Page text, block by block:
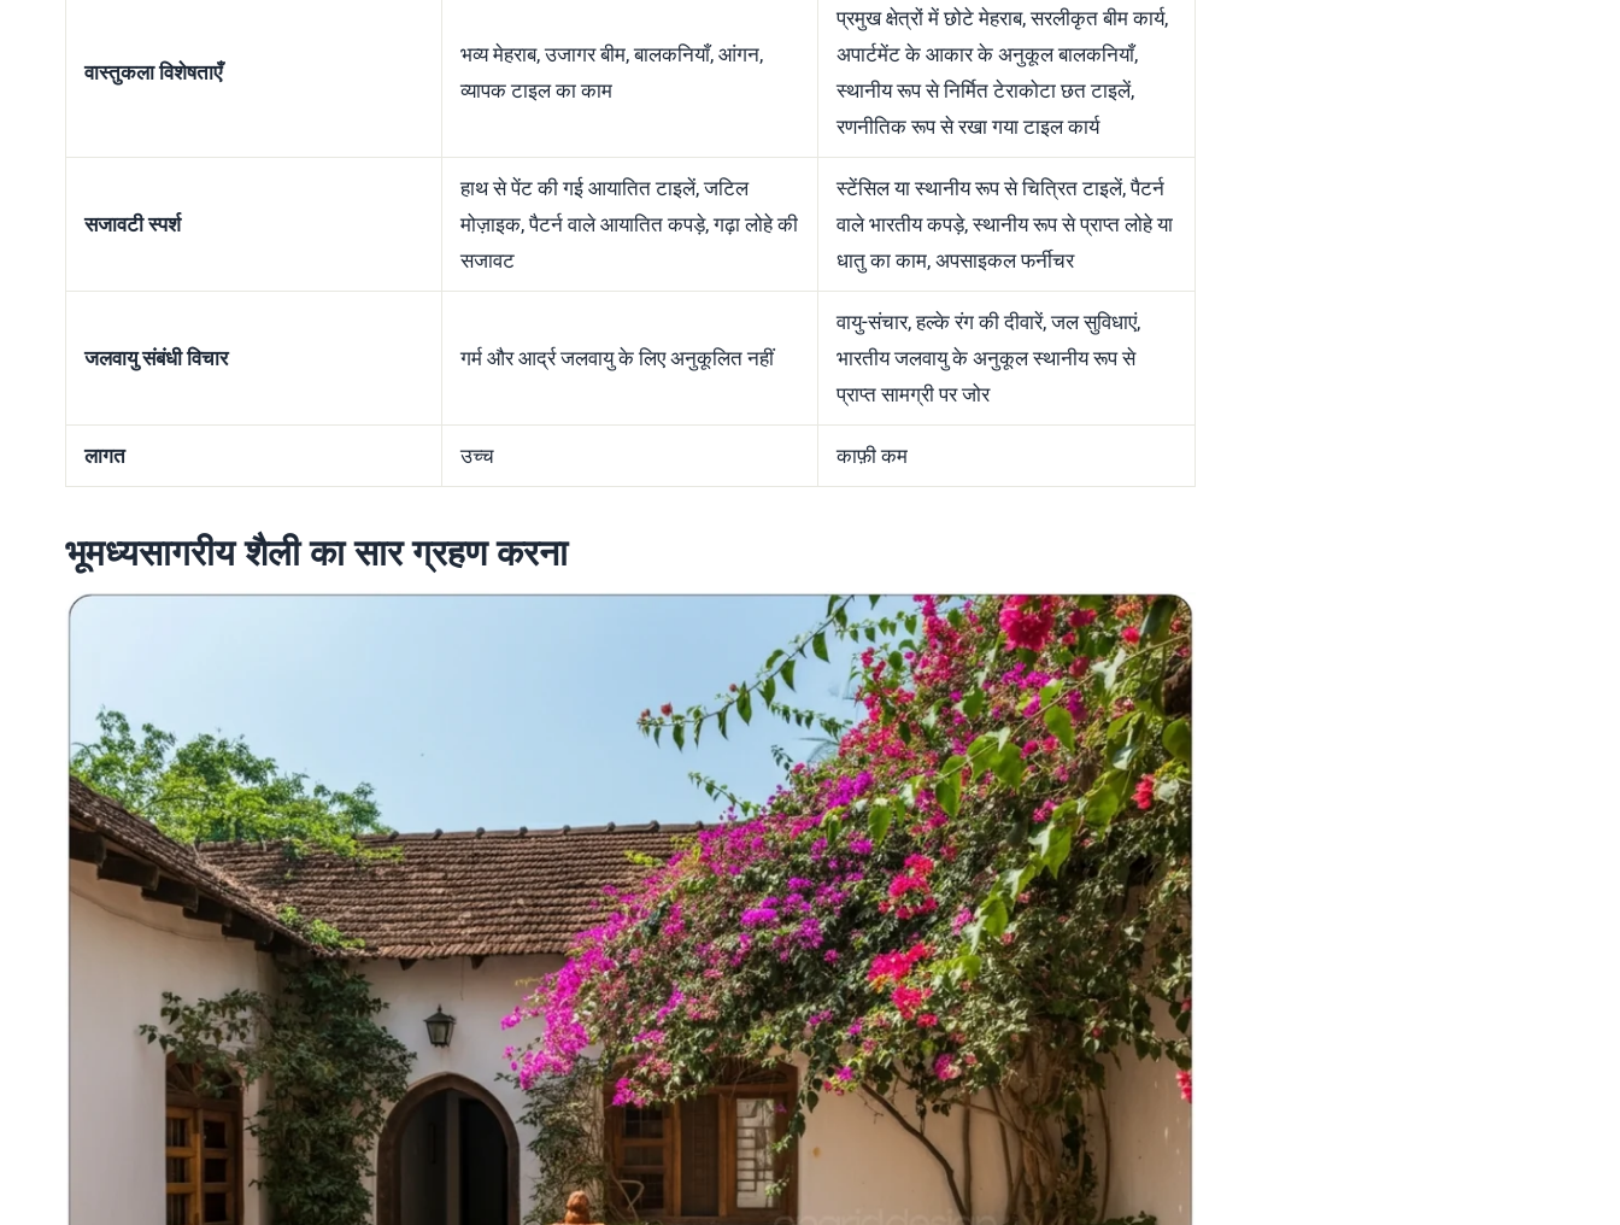
वास्तुकला विशेषताएँ
भव्य मेहराब, उजागर बीम, बालकनियाँ, आंगन,
व्यापक टाइल का काम
प्रमुख क्षेत्रों में छोटे मेहराब, सरलीकृत बीम कार्य,
अपार्टमेंट के आकार के अनुकूल बालकनियाँ,
स्थानीय रूप से निर्मित टेराकोटा छत टाइलें,
रणनीतिक रूप से रखा गया टाइल कार्य
सजावटी स्पर्श
हाथ से पेंट की गई आयातित टाइलें, जटिल
मोज़ाइक, पैटर्न वाले आयातित कपड़े, गढ़ा लोहे की
सजावट
स्टेंसिल या स्थानीय रूप से चित्रित टाइलें, पैटर्न
वाले भारतीय कपड़े, स्थानीय रूप से प्राप्त लोहे या
धातु का काम, अपसाइकल फर्नीचर
जलवायु संबंधी विचार गर्म और आर्द्र जलवायु के लिए अनुकूलित नहीं
वायु-संचार, हल्के रंग की दीवारें, जल सुविधाएं,
भारतीय जलवायु के अनुकूल स्थानीय रूप से
प्राप्त सामग्री पर जोर
लागत उच्च काफ़ी कम
भूमध्यसागरीय शैली का सार ग्रहण करना